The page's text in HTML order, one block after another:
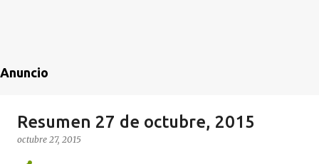
Anuncio
Resumen 27 de octubre, 2015
octubre 27, 2015